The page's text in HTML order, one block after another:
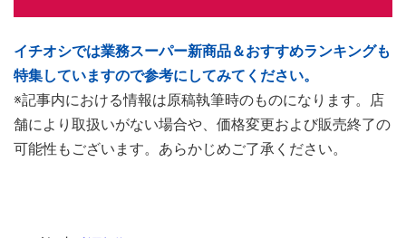
イチオシでは業務スーパー新商品＆おすすめランキングも
特集していますので参考にしてみてください。
※記事内における情報は原稿執筆時のものになります。店
舗により取扱いがない場合や、価格変更および販売終了の
可能性もございます。あらかじめご了承ください。